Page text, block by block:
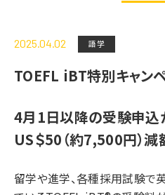
2025.04.02 語学
TOEFL iBT特別キャン
4月1日以降の受験申込
US＄50（約7,500円）減
留学や進学、各種採用試験で